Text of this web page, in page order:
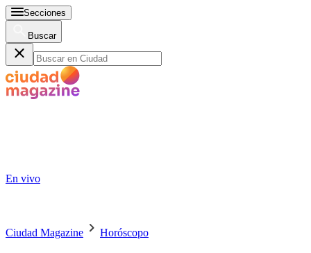
Secciones
Buscar
En vivo
Ciudad Magazine Horóscopo